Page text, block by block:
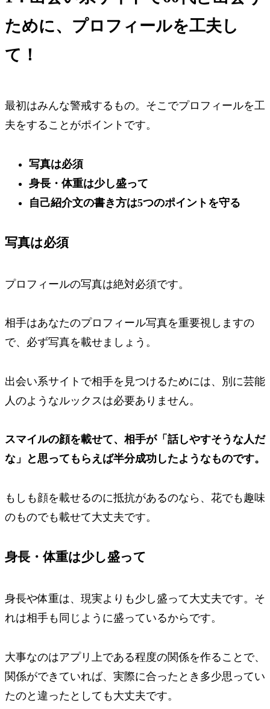
ために、プロフィールを工夫し
て！
最初はみんな警戒するもの。そこでプロフィールを工
夫をすることがポイントです。
写真は必須
身長・体重は少し盛って
自己紹介文の書き方は5つのポイントを守る
写真は必須
プロフィールの写真は絶対必須です。
相手はあなたのプロフィール写真を重要視しますの
で、必ず写真を載せましょう。
出会い系サイトで相手を見つけるためには、別に芸能
人のようなルックスは必要ありません。
スマイルの顔を載せて、相手が「話しやすそうな人だ
な」と思ってもらえば半分成功したようなものです。
もしも顔を載せるのに抵抗があるのなら、花でも趣味
のものでも載せて大丈夫です。
身長・体重は少し盛って
身長や体重は、現実よりも少し盛って大丈夫です。そ
れは相手も同じように盛っているからです。
大事なのはアプリ上である程度の関係を作ること で、
関係ができていれば、実際に合ったとき多少思ってい
たのと違ったとしても大丈夫です。